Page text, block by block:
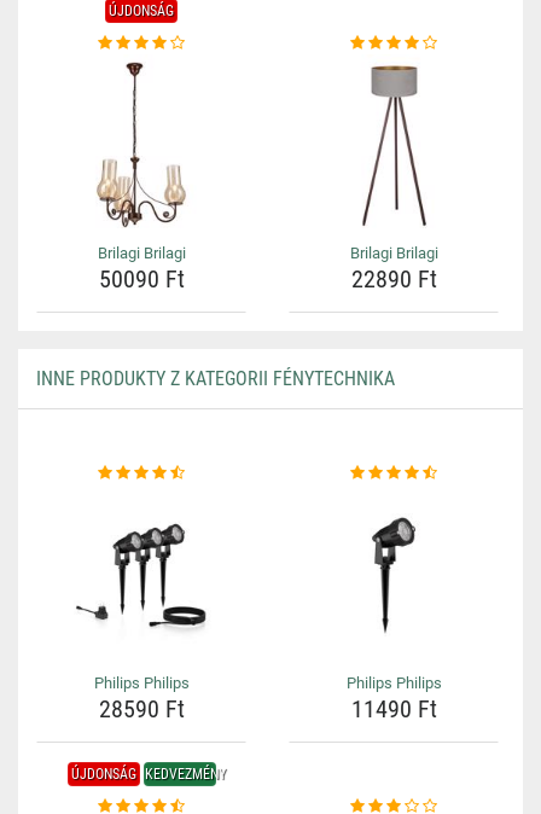
ÚJDONSÁG
Brilagi Brilagi
50090 Ft
Brilagi Brilagi
22890 Ft
INNE PRODUKTY Z KATEGORII FÉNYTECHNIKA
Philips Philips
28590 Ft
Philips Philips
11490 Ft
ÚJDONSÁG KEDVEZMÉNY